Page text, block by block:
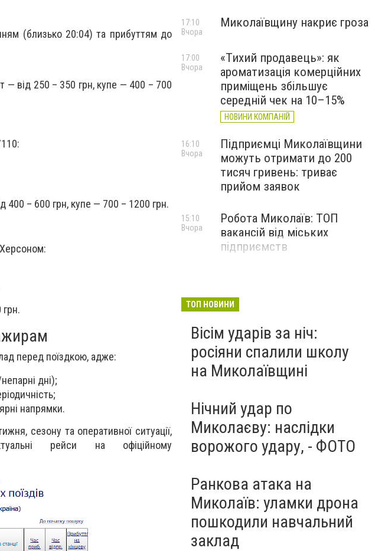
(близько 20:04) та прибуттям до
— від 250 – 350 грн, купе — 400 – 700
400 – 600 грн, купе — 700 – 1200 грн.
перед поїздкою, адже:
дні);
напрямки.
сезону та оперативної ситуації,
рейси на офіційному
Миколаївщину накриє гроза
17:10
Вчора
«Тихий продавець»: як
ароматизація комерційних
приміщень збільшує
середній чек на 10–15%
НОВИНИ КОМПАНІЙ
17:00
Вчора
Підприємці Миколаївщини
можуть отримати до 200
тисяч гривень: триває
прийом заявок
16:10
Вчора
Робота Миколаїв: ТОП
вакансій від міських
підприємств
15:10
Вчора
ТОП НОВИНИ
Вісім ударів за ніч:
росіяни спалили школу
на Миколаївщині
Нічний удар по
Миколаєву: наслідки
ворожого удару, - ФОТО
Ранкова атака на
Миколаїв: уламки дрона
пошкодили навчальний
заклад